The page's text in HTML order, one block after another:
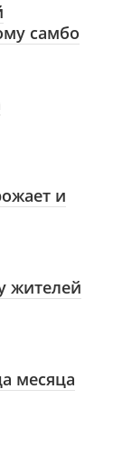
самбо
и
жителей
месяца